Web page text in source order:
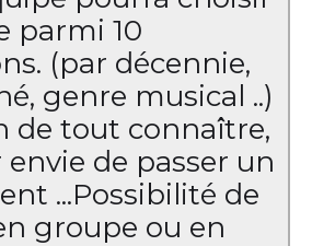
parmi 10
(par décennie,
genre musical ..)
de tout connaître,
de passer un
... ​ Possibilité de
groupe ou en